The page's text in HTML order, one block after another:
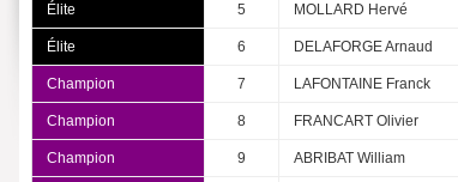
Élite 5 MOLLARD Hervé
Élite 6 DELAFORGE Arnaud
Champion 7 LAFONTAINE Franck
Champion 8 FRANCART Olivier
Champion 9 ABRIBAT William